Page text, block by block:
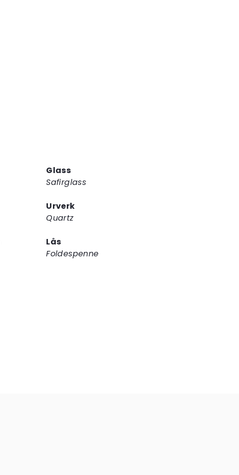
Glass
Safirglass
Urverk
Quartz
Lås
Foldespenne